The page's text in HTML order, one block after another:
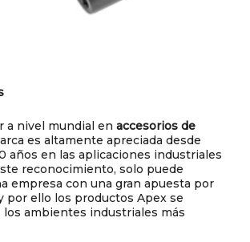
a nivel mundial en accesorios de
es altamente apreciada desde
años en las aplicaciones industriales
reconocimiento, solo puede
empresa con una gran apuesta por
por ello los productos Apex se
ambientes industriales más